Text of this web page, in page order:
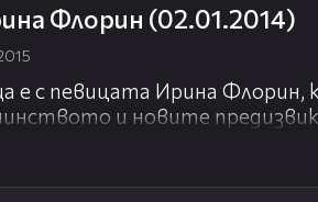
Флорин (02.01.2014)
е с певицата Ирина Флорин,
и новите